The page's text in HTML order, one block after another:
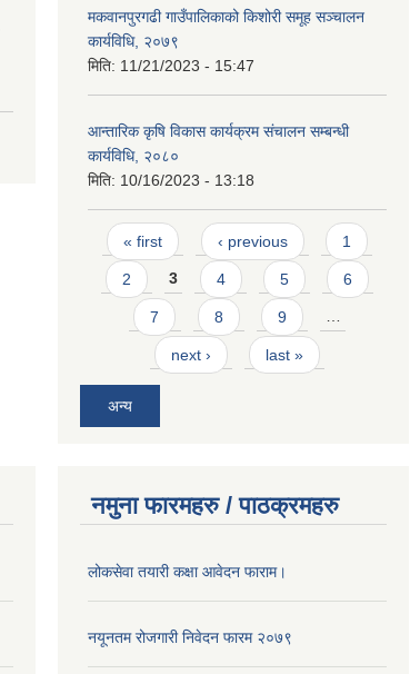
मकवानपुरगढी गाउँपालिकाको किशोरी समूह सञ्‍चालन
कार्यविधि, २०७९
मिति: 11/21/2023 - 15:47
आन्तारिक कृषि विकास कार्यक्रम संचालन सम्बन्धी
कार्यविधि, २०८०
मिति: 10/16/2023 - 13:18
Pages
« first ‹ previous 1
2 3 4 5 6
7 8 9 …
next › last »
अन्य
नमुना फारमहरु / पाठक्रमहरु
लोकसेवा तयारी कक्षा आवेदन फाराम।
नयूनतम रोजगारी निवेदन फारम २०७९